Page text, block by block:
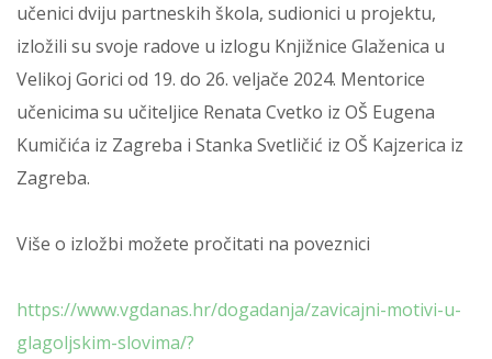
učenici dviju partneskih škola, sudionici u projektu,
izložili su svoje radove u izlogu Knjižnice Glaženica u
Velikoj Gorici od 19. do 26. veljače 2024. Mentorice
učenicima su učiteljice Renata Cvetko iz OŠ Eugena
Kumičića iz Zagreba i Stanka Svetličić iz OŠ Kajzerica iz
Zagreba.
Više o izložbi možete pročitati na poveznici
https://www.vgdanas.hr/dogadanja/zavicajni-motivi-u-
glagoljskim-slovima/?